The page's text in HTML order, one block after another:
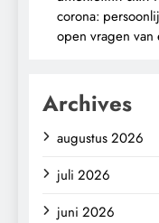
corona:
open vragen van
Archives
augustus 2026
juli 2026
juni 2026